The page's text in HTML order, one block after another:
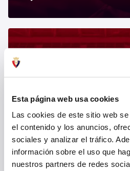
Esta página web usa cookies
Las cookies de este sitio web
el contenido y los anuncios,
sociales y analizar el tráfico.
información sobre el uso que
nuestros partners de redes
OSASUNA
FUNDACIÓN